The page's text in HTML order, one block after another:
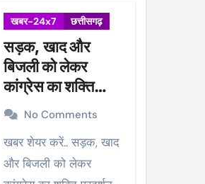
खबर-24x7 छत्तीसगढ़
सड़क, खाद और
बिजली को लेकर
कांग्रेस का शक्ति
प्रदर्शन-चक्काजाम,
घंटो फंसे रहे गाड़िया
No Comments
खबर शेयर करें.. सड़क, खाद
और बिजली को लेकर